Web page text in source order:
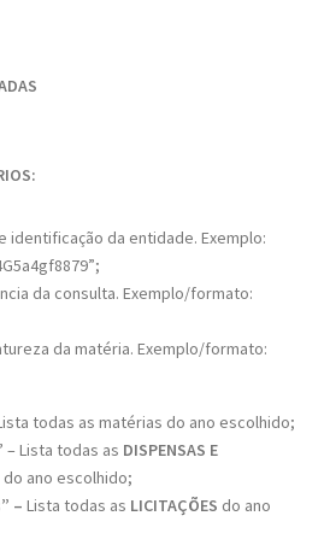
identificação da entidade. Exemplo:
da consulta. Exemplo/formato:
da matéria. Exemplo/formato:
todas as matérias do ano escolhido;
– Lista todas as DISPENSAS E
do ano escolhido;
– Lista todas as LICITAÇÕES do ano